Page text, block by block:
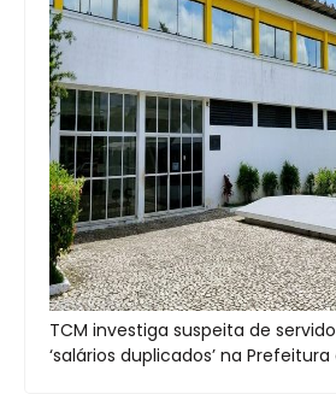
TCM investiga suspeita de
‘salários duplicados’ na